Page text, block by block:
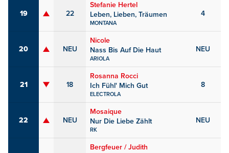
19 22
Stefanie Hertel
Leben, Lieben, Träumen
MONTANA
4
20 NEU
Nicole
Nass Bis Auf Die Haut
ARIOLA
NEU
21 18
Rosanna Rocci
Ich Fühl' Mich Gut
ELECTROLA
8
22 NEU
Mosaique
Nur Die Liebe Zählt
RK
NEU
Bergfeuer / Judith